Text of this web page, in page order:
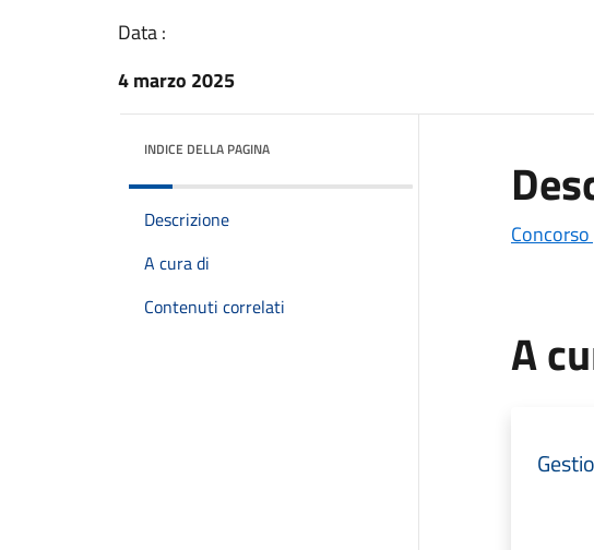
Data :
4 marzo 2025
INDICE DELLA PAGINA
Descrizione
A cura di
Contenuti correlati
A